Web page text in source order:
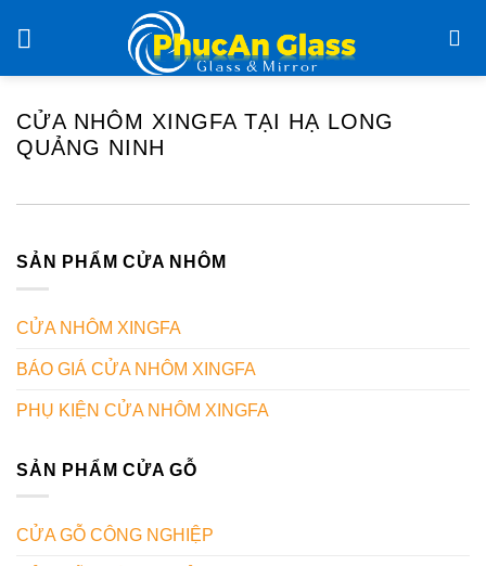
CỬA NHÔM XINGFA TẠI HẠ LONG
QUẢNG NINH
SẢN PHẨM CỬA NHÔM
CỬA NHÔM XINGFA
BÁO GIÁ CỬA NHÔM XINGFA
PHỤ KIỆN CỬA NHÔM XINGFA
SẢN PHẨM CỬA GỖ
CỬA GỖ CÔNG NGHIỆP